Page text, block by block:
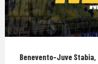
Benevento-Juve